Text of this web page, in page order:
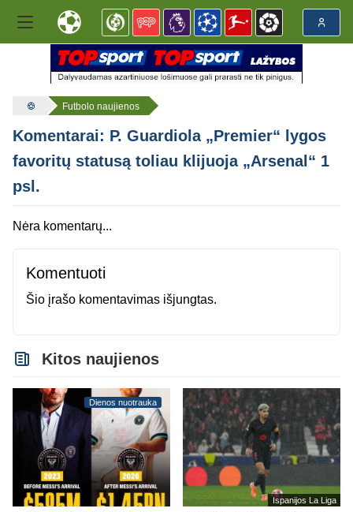
Futbolo naujienos
Komentarai: P. Guardiola „Premier“ lygos
favoritų statusą toliau klijuoja „Arsenal“ 1
psl.
Nėra komentarų...
Komentuoti
Šio įrašo komentavimas išjungtas.
Kitos naujienos
Dienos nuotrauka
Ispanijos La Liga